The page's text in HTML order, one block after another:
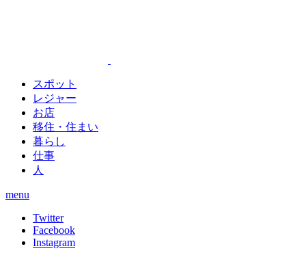
スポット
レジャー
お店
移住・住まい
暮らし
仕事
人
menu
Twitter
Facebook
Instagram